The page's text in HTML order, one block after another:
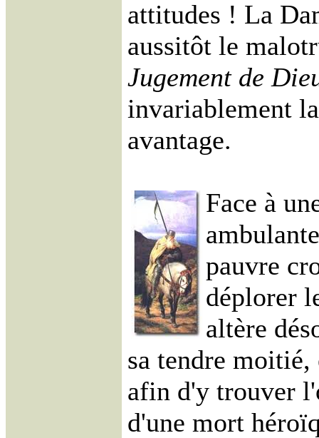
attitudes ! La
aussitôt le
Jugement de
invariablement
avantage.
Face à
pauvre
déplorer
altère
sa tendre
afin d'y trouver
d'une mort